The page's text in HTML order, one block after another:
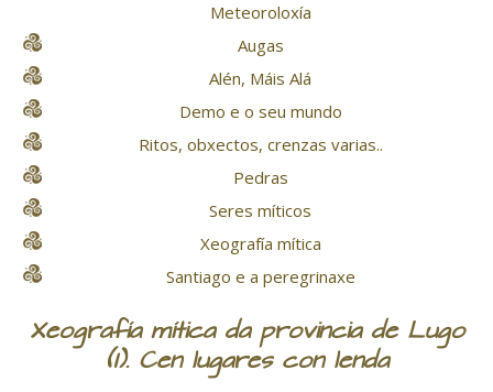
Meteoroloxía
Augas
Alén, Máis Alá
Demo e o seu mundo
Ritos, obxectos, crenzas varias..
Pedras
Seres míticos
Xeografía mítica
Santiago e a peregrinaxe
Xeografía mítica da provincia de Lugo
(I). Cen lugares con lenda